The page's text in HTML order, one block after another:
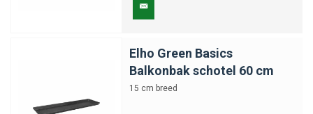
Elho Green Basics
Balkonbak schotel 60 cm
15 cm breed